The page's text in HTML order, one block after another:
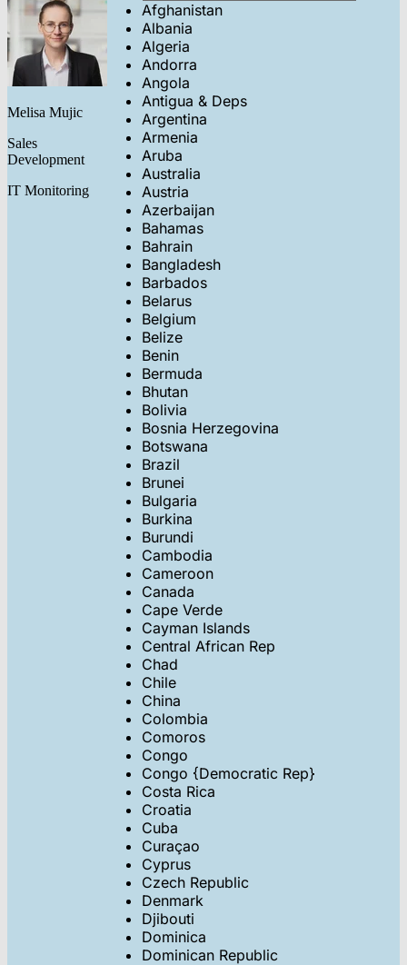
Melisa Mujic
Sales
Development
IT Monitoring
Afghanistan
Albania
Algeria
Andorra
Angola
Antigua & Deps
Argentina
Armenia
Aruba
Australia
Austria
Azerbaijan
Bahamas
Bahrain
Bangladesh
Barbados
Belarus
Belgium
Belize
Benin
Bermuda
Bhutan
Bolivia
Bosnia Herzegovina
Botswana
Brazil
Brunei
Bulgaria
Burkina
Burundi
Cambodia
Cameroon
Canada
Cape Verde
Cayman Islands
Central African Rep
Chad
Chile
China
Colombia
Comoros
Congo
Congo {Democratic Rep}
Costa Rica
Croatia
Cuba
Curaçao
Cyprus
Czech Republic
Denmark
Djibouti
Dominica
Dominican Republic